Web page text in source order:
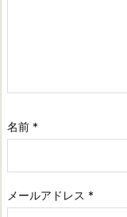
名前 *
メールアドレス *